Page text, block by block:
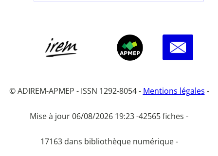
© ADIREM-APMEP - ISSN 1292-8054 - Mentions légales -
Mise à jour 06/08/2026 19:23 -42565 fiches -
17163 dans bibliothèque numérique -